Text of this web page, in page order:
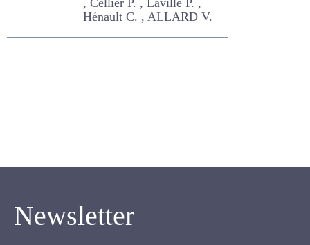
Soussana J.F. , Fiorelli J.L. ,
Cellier P. , Laville P. , Hénault
C. , ALLARD V.
Newsletter